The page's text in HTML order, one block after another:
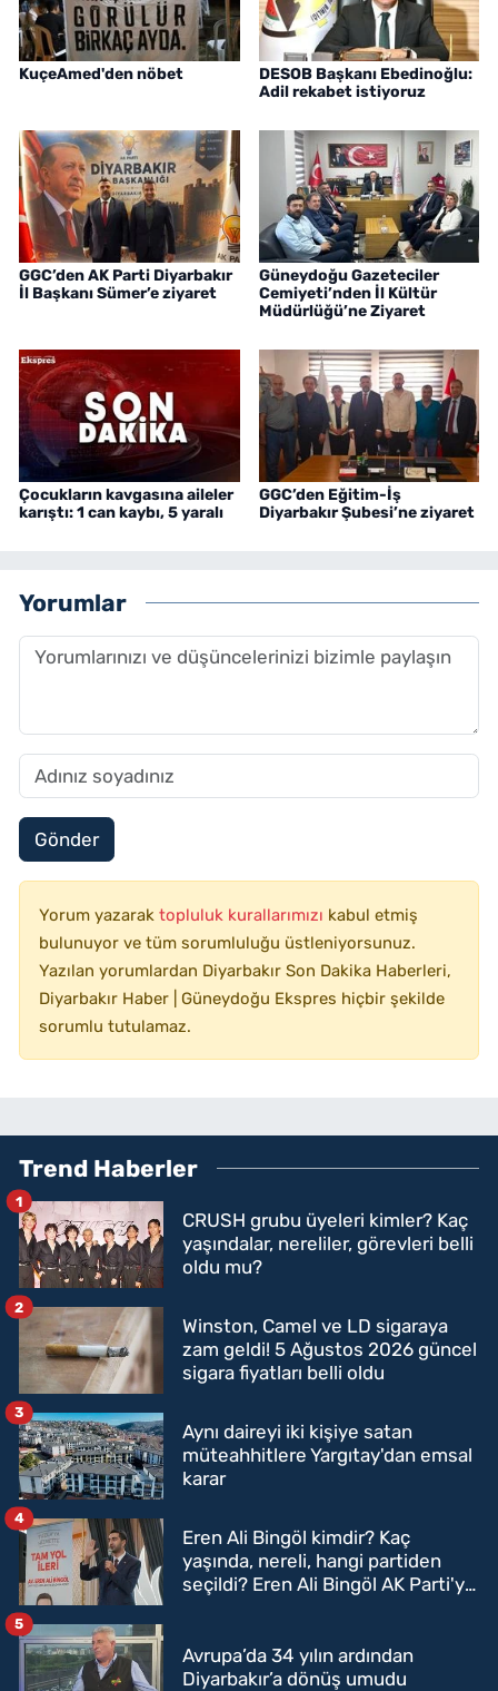
KuçeAmed'den nöbet
DESOB Başkanı Ebedinoğlu:
Adil rekabet istiyoruz
GGC’den AK Parti Diyarbakır
İl Başkanı Sümer’e ziyaret
Güneydoğu Gazeteciler
Cemiyeti’nden İl Kültür
Müdürlüğü’ne Ziyaret
Çocukların kavgasına aileler
karıştı: 1 can kaybı, 5 yaralı
GGC’den Eğitim-İş
Diyarbakır Şubesi’ne ziyaret
Yorumlar
Gönder
Yorum yazarak topluluk kurallarımızı kabul etmiş
bulunuyor ve tüm sorumluluğu üstleniyorsunuz.
Yazılan yorumlardan Diyarbakır Son Dakika Haberleri,
Diyarbakır Haber | Güneydoğu Ekspres hiçbir şekilde
sorumlu tutulamaz.
Trend Haberler
CRUSH grubu üyeleri kimler? Kaç
yaşındalar, nereliler, görevleri belli
oldu mu?
1
Winston, Camel ve LD sigaraya
zam geldi! 5 Ağustos 2026 güncel
sigara fiyatları belli oldu
2
Aynı daireyi iki kişiye satan
müteahhitlere Yargıtay'dan emsal
karar
3
Eren Ali Bingöl kimdir? Kaç
yaşında, nereli, hangi partiden
seçildi? Eren Ali Bingöl AK Parti'ye
4
Avrupa’da 34 yılın ardından
Diyarbakır’a dönüş umudu
5